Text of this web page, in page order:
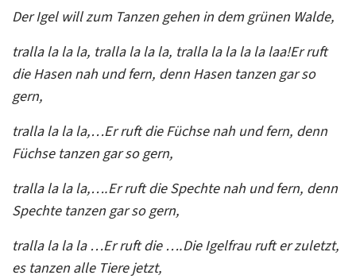
Der Igel will zum Tanzen gehen in dem grünen Walde,
tralla la la la, tralla la la la, tralla la la la la laa!Er ruft
die Hasen nah und fern, denn Hasen tanzen gar so
gern,
tralla la la la,…Er ruft die Füchse nah und fern, denn
Füchse tanzen gar so gern,
tralla la la la,….Er ruft die Spechte nah und fern, denn
Spechte tanzen gar so gern,
tralla la la la …Er ruft die ….Die Igelfrau ruft er zuletzt,
es tanzen alle Tiere jetzt,